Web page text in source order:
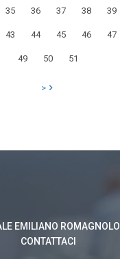
35 36 37 38 39
43 44 45 46 47
49 50 51
>
EMILIANO ROMAGNOLO
CONTATTACI